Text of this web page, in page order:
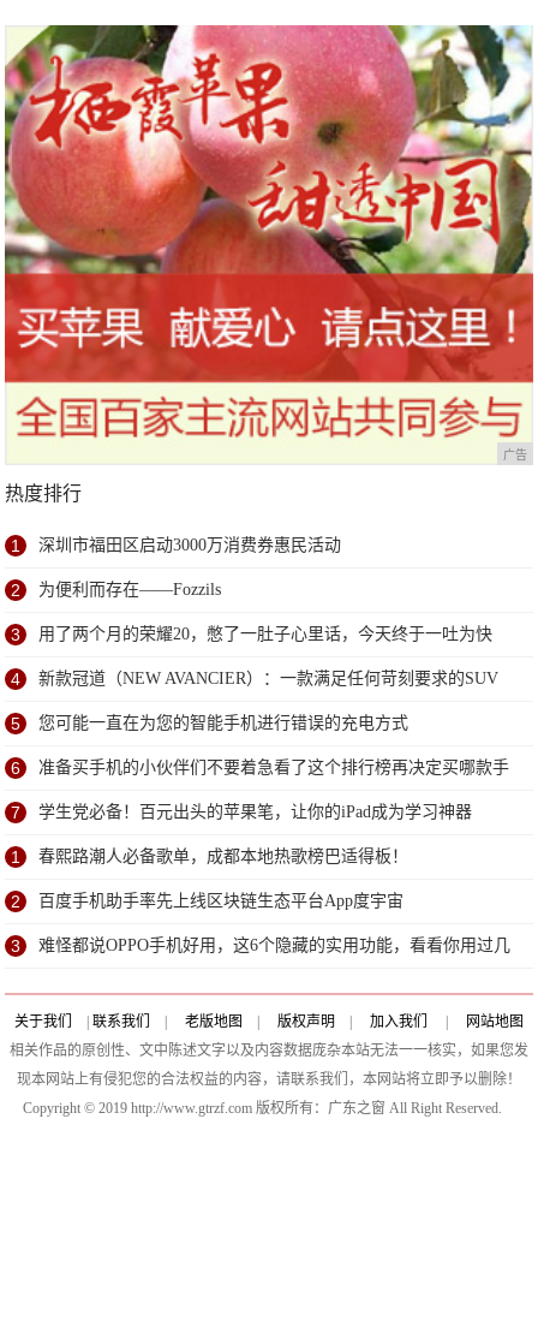
广告
热度排行
1 深圳市福田区启动3000万消费券惠民活动
2 为便利而存在——Fozzils
3 用了两个月的荣耀20，憋了一肚子心里话，今天终于一吐为快
4 新款冠道（NEW AVANCIER）：一款满足任何苛刻要求的SUV
5 您可能一直在为您的智能手机进行错误的充电方式
6 准备买手机的小伙伴们不要着急看了这个排行榜再决定买哪款手
机吧
7 学生党必备！百元出头的苹果笔，让你的iPad成为学习神器
1 春熙路潮人必备歌单，成都本地热歌榜巴适得板！
2 百度手机助手率先上线区块链生态平台App度宇宙
3 难怪都说OPPO手机好用，这6个隐藏的实用功能，看看你用过几
个？
关于我们 联系我们 老版地图 版权声明 加入我们
网站地图
相关作品的原创性、文中陈述文字以及内容数据庞杂本站无法一一核实，如果您发
现本网站上有侵犯您的合法权益的内容，请联系我们，本网站将立即予以删除！
Copyright © 2019 http://www.gtrzf.com 版权所有：广东之窗 All Right Reserved.